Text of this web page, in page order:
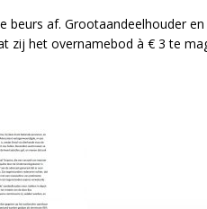
beurs af. Grootaandeelhouder
zij het overnamebod à € 3 te